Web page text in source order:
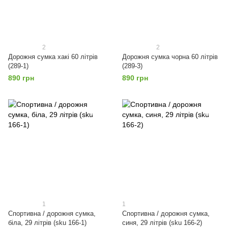
2
Дорожня сумка хакі 60 літрів
(289-1)
890 грн
2
Дорожня сумка чорна 60 літрів
(289-3)
890 грн
1
Спортивна / дорожня сумка,
біла, 29 літрів (sku 166-1)
1
Спортивна / дорожня сумка,
синя, 29 літрів (sku 166-2)